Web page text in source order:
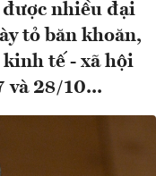
được nhiều đại
tỏ băn khoăn,
tế - xã hội
và 28/10...